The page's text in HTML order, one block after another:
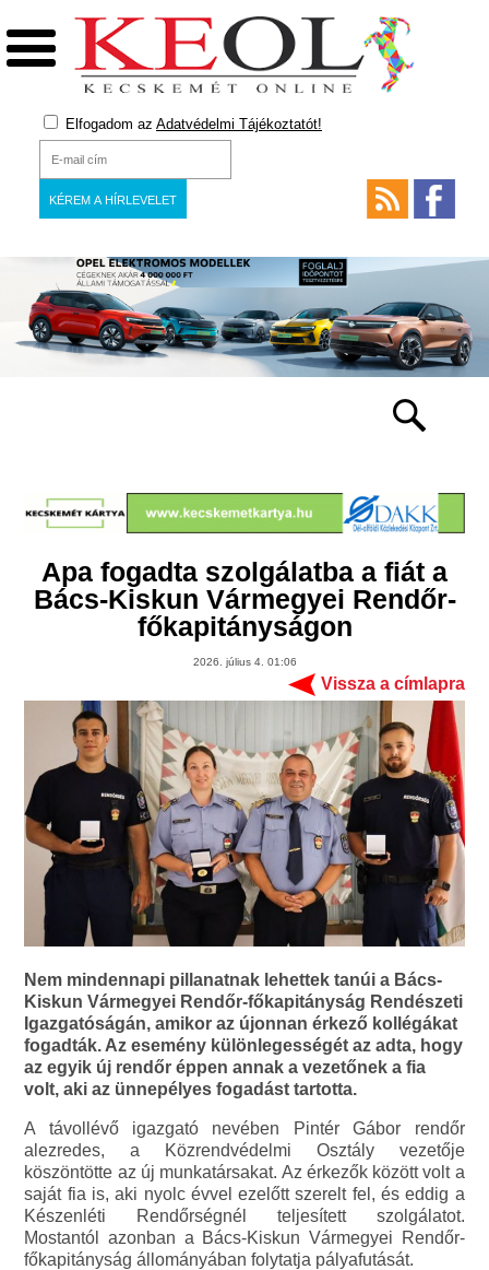
Elfogadom az Adatvédelmi Tájékoztatót!
Apa fogadta szolgálatba a fiát a
Bács-Kiskun Vármegyei Rendőr-
főkapitányságon
2026. július 4. 01:06
Vissza a címlapra
Nem mindennapi pillanatnak lehettek tanúi a Bács-
Kiskun Vármegyei Rendőr-főkapitányság Rendészeti
Igazgatóságán, amikor az újonnan érkező kollégákat
fogadták. Az esemény különlegességét az adta, hogy
az egyik új rendőr éppen annak a vezetőnek a fia
volt, aki az ünnepélyes fogadást tartotta.
A távollévő igazgató nevében Pintér Gábor rendőr
alezredes, a Közrendvédelmi Osztály vezetője
köszöntötte az új munkatársakat. Az érkezők között volt a
saját fia is, aki nyolc évvel ezelőtt szerelt fel, és eddig a
Készenléti Rendőrségnél teljesített szolgálatot.
Mostantól azonban a Bács-Kiskun Vármegyei Rendőr-
főkapitányság állományában folytatja pályafutását.